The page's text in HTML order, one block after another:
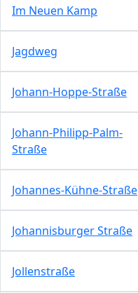
Im Neuen Kamp
Jagdweg
Johann-Hoppe-Straße
Johann-Philipp-Palm-
Straße
Johannes-Kühne-Straße
Johannisburger Straße
Jollenstraße